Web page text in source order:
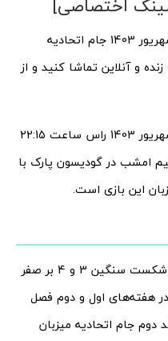
پخش زنده بازی اورتون دانکستر 6 شهریور 1403 جام اتحادیه
و آنلاین تماشا کنید و از
پخش زنده بازی اورتون دانکستر 6 شهریور 1403 راس ساعت 22:15
امشب در گودیسون پارک با
این بازی است.
جالب است بدانید اورتون بعد از دو شکست سنگین 3 و 4 بر صفر
در هفته‌های اول و دوم فصل
دوم جام اتحادیه میزبان